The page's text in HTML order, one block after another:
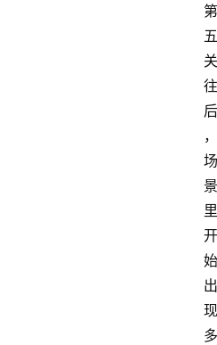
第
五
关
往
后
，
场
景
里
开
始
出
现
多